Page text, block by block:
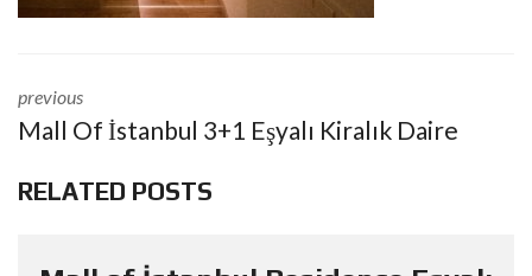
previous
Mall Of İstanbul 3+1 Eşyalı Kiralık Daire
RELATED POSTS